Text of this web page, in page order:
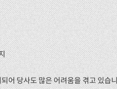
어 당사도 많은 어려움을 겪고 있습